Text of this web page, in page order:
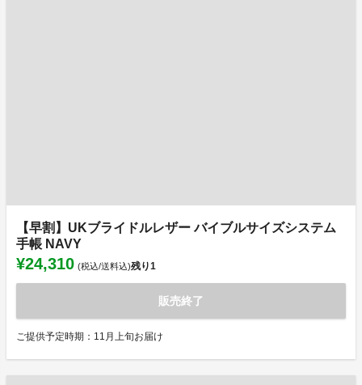
【早割】UKブライドルレザー バイブルサイズシステム
手帳 NAVY
¥24,310 (税込/送料込)残り1
販売終了
ご提供予定時期：11月上旬お届け